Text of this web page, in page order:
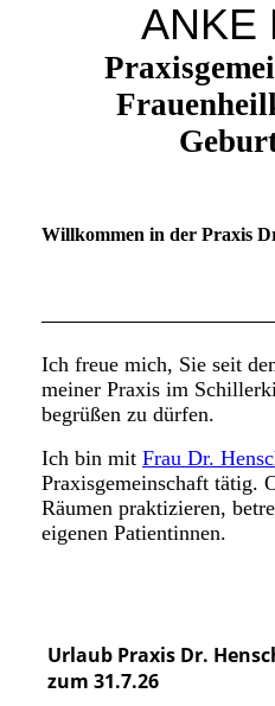
ANKE
Willkommen in der Praxis
Ich freue mich, Sie seit
meiner Praxis im
begrüßen zu dürfen.
Ich bin mit Frau Dr.
Praxisgemeinschaft tätig.
Räumen praktizieren,
eigenen Patientinnen.
Urlaub Praxis Dr.
zum 31.7.26